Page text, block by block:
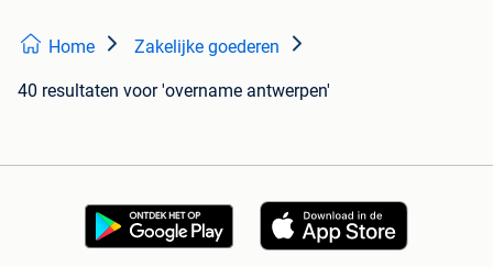
Home Zakelijke goederen
40 resultaten voor 'overname antwerpen'